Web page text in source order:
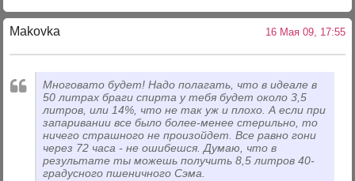
Makovka 16 Мая 09, 17:55
Многовато будет! Надо полагать, что в идеале в
50 литрах браги спирта у тебя будет около 3,5
литров, или 14%, что не так уж и плохо. А если при
запаривании все было более-менее стерильно, то
ничего страшного не произойдет. Все равно гони
через 72 часа - не ошибешся. Думаю, что в
результате ты можешь получить 8,5 литров 40-
градусного пшеничного Сэма.